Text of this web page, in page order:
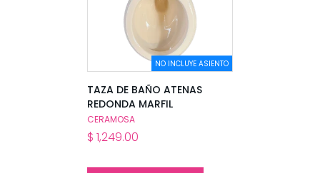
NO INCLUYE ASIENTO
TAZA DE BAÑO ATENAS
REDONDA MARFIL
CERAMOSA
$ 1,249.00